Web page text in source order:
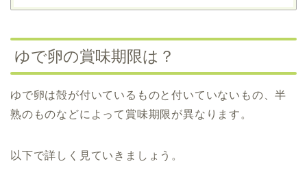
ゆで卵の賞味期限は？
ゆで卵は殻が付いているものと付いていないもの、半
熟のものなどによって賞味期限が異なります。
以下で詳しく見ていきましょう。